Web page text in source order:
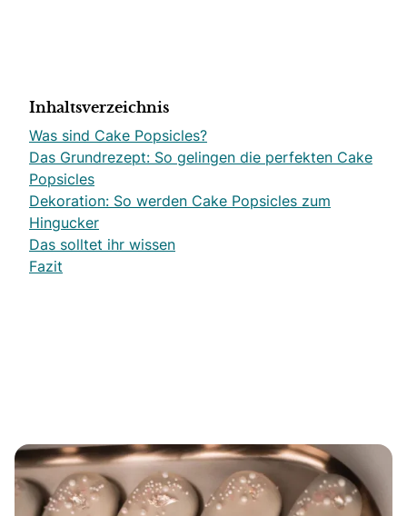
Inhaltsverzeichnis
Was sind Cake Popsicles?
Das Grundrezept: So gelingen die perfekten Cake
Popsicles
Dekoration: So werden Cake Popsicles zum
Hingucker
Das solltet ihr wissen
Fazit